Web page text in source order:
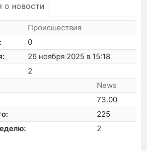
о новости
Происшествия
0
26 ноября 2025 в 15:18
2
News
73.00
225
2